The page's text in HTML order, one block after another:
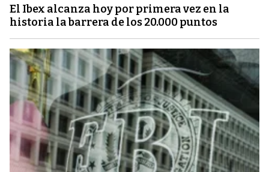
El Ibex alcanza hoy por primera vez en la
historia la barrera de los 20.000 puntos